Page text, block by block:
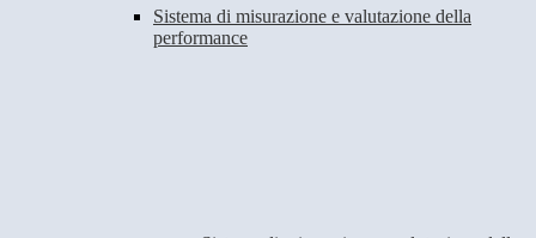
Sistema di misurazione e valutazione della
performance